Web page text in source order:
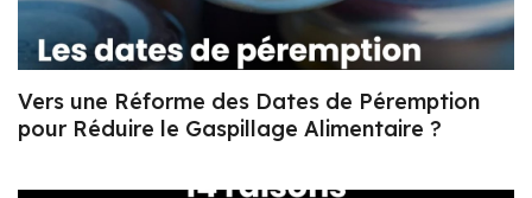
Vers une Réforme des Dates de Péremption
pour Réduire le Gaspillage Alimentaire ?